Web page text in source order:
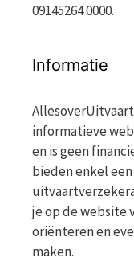
09145264 0000.
Informatie
informatieve
en is geen
bieden enkel
je op de website
oriënteren en
maken.